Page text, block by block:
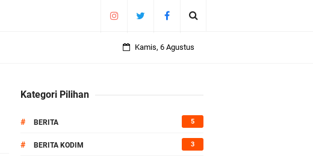
Kamis, 6 Agustus
Kategori Pilihan
# BERITA 5
# BERITA KODIM 3